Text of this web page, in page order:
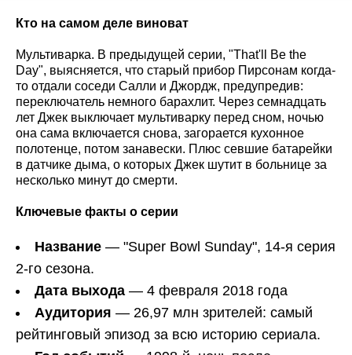
Кто на самом деле виноват
Мультиварка. В предыдущей серии, "That'll Be the
Day", выясняется, что старый прибор Пирсонам когда-
то отдали соседи Салли и Джордж, предупредив:
переключатель немного барахлит. Через семнадцать
лет Джек выключает мультиварку перед сном, ночью
она сама включается снова, загорается кухонное
полотенце, потом занавески. Плюс севшие батарейки
в датчике дыма, о которых Джек шутит в больнице за
несколько минут до смерти.
Ключевые факты о серии
Название — "Super Bowl Sunday", 14-я серия
2-го сезона.
Дата выхода — 4 февраля 2018 года
Аудитория — 26,97 млн зрителей: самый
рейтинговый эпизод за всю историю сериала.